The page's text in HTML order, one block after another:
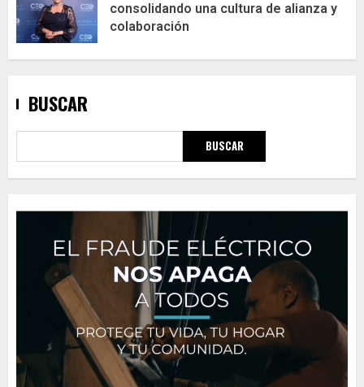
consolidando una cultura de alianza y
colaboración
BUSCAR
BUSCAR